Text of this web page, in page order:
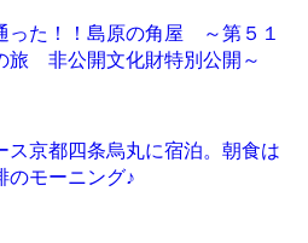
った！！島原の角屋 ～第５１
旅 非公開文化財特別公開～
ス京都四条烏丸に宿泊。朝食は
のモーニング♪